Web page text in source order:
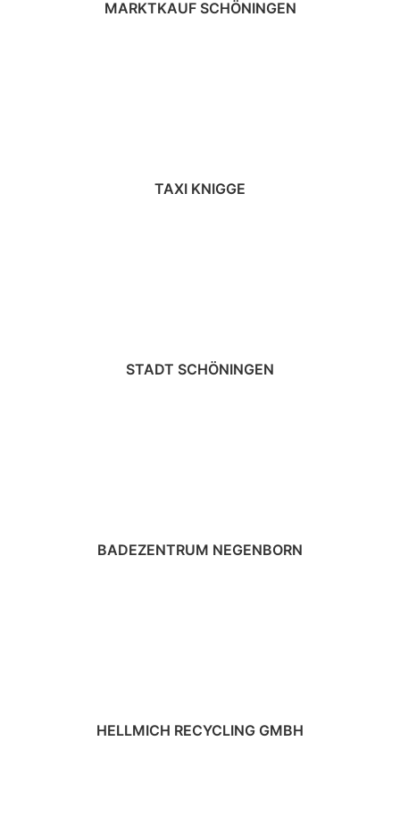
MARKTKAUF SCHÖNINGEN
TAXI KNIGGE
STADT SCHÖNINGEN
BADEZENTRUM NEGENBORN
HELLMICH RECYCLING GMBH